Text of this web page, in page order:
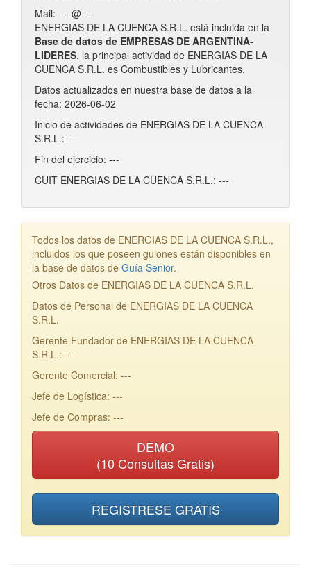
Mail: --- @ ---
ENERGIAS DE LA CUENCA S.R.L. está incluida en la
Base de datos de EMPRESAS DE ARGENTINA-
LIDERES, la principal actividad de ENERGIAS DE LA
CUENCA S.R.L. es Combustibles y Lubricantes.
Datos actualizados en nuestra base de datos a la
fecha: 2026-06-02
Inicio de actividades de ENERGIAS DE LA CUENCA
S.R.L.: ---
Fin del ejercicio: ---
CUIT ENERGIAS DE LA CUENCA S.R.L.: ---
Todos los datos de ENERGIAS DE LA CUENCA S.R.L.,
incluidos los que poseen guiones están disponibles en
la base de datos de Guía Senior.
Otros Datos de ENERGIAS DE LA CUENCA S.R.L.
Datos de Personal de ENERGIAS DE LA CUENCA
S.R.L.
Gerente Fundador de ENERGIAS DE LA CUENCA
S.R.L.: ---
Gerente Comercial: ---
Jefe de Logística: ---
Jefe de Compras: ---
DEMO
(10 Consultas Gratis)
REGISTRESE GRATIS